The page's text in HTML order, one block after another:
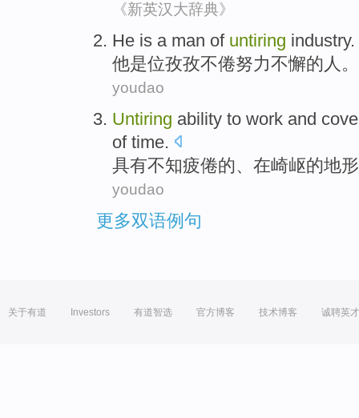
《新英汉大辞典》
He is a man of untiring industry.
他是位孜孜不倦努力不懈的 人 。
youdao
Untiring ability to work and
oftime.
具有不知疲倦的、在崎岖的地
youdao
更多双语例句
关于有道 Investors 有道智选 官方博客 技术博客 诚聘英才